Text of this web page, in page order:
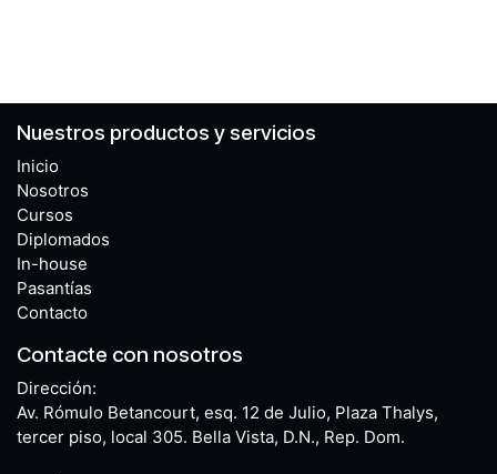
Nuestros productos y servicios
Inicio
Nosotros
Cursos
Diplomados
In-house
Pasantías
Contacto
Contacte con nosotros
Dirección:
Av. Rómulo Betancourt, esq. 12 de Julio, Plaza Thalys,
tercer piso, local 305. Bella Vista, D.N., Rep. Dom.